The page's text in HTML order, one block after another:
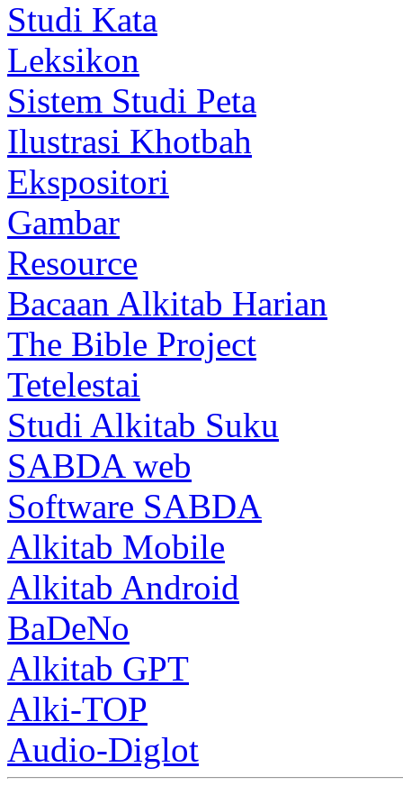
Studi Kata
Leksikon
Sistem Studi Peta
Ilustrasi Khotbah
Ekspositori
Gambar
Resource
Bacaan Alkitab Harian
The Bible Project
Tetelestai
Studi Alkitab Suku
SABDA web
Software SABDA
Alkitab Mobile
Alkitab Android
BaDeNo
Alkitab GPT
Alki-TOP
Audio-Diglot